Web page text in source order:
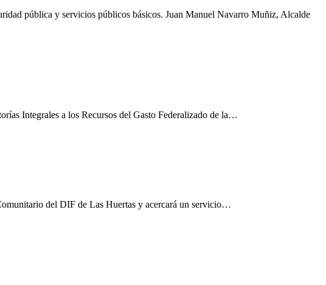
pública y servicios públicos básicos. Juan Manuel Navarro Muñiz, Alcalde
Integrales a los Recursos del Gasto Federalizado de la…
del DIF de Las Huertas y acercará un servicio…